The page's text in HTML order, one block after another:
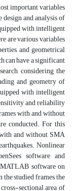
important variables
and analysis of
with intelligent
are various variables
and geometrical
can have a significant
considering the
and geometry of
with intelligent
and reliability
with and without
conducted. For this
and without SMA
Nonlinear
software and
software on
studied frames, the
sectional area of